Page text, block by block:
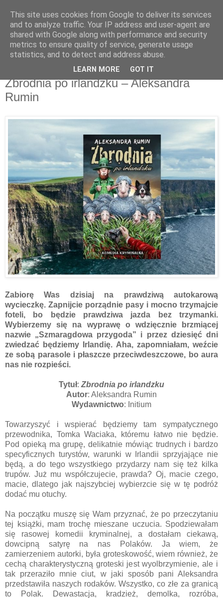
Recenzje na widelcu
Portal kulturalny - książki, recenzje, inspiracje, konkursy.
wtorek, 13 sierpnia 2019
Zbrodnia po irlandzku – Aleksandra
Rumin
Zabiorę Was dzisiaj na prawdziwą autokarową
wycieczkę. Zapnijcie porządnie pasy i mocno trzymajcie
foteli, bo będzie prawdziwa jazda bez trzymanki.
Wybierzemy się na wyprawę o wdzięcznie brzmiącej
nazwie „Szmaragdowa przygoda” i przez dziesięć dni
zwiedzać będziemy Irlandię. Aha, zapomniałam, weźcie
ze sobą parasole i płaszcze przeciwdeszczowe, bo aura
nas nie rozpieści.
Tytuł: Zbrodnia po irlandzku
Autor: Aleksandra Rumin
Wydawnictwo: Initium
Towarzyszyć i wspierać będziemy tam sympatycznego
przewodnika, Tomka Waciaka, któremu łatwo nie będzie.
Pod opieką ma grupę, delikatnie mówiąc trudnych i bardzo
specyficznych turystów, warunki w Irlandii sprzyjające nie
będą, a do tego wszystkiego przydarzy nam się też kilka
trupów. Już mu współczujecie, prawda? Oj, macie czego,
macie, dlatego jak najszybciej wybierzcie się w tę podróż
dodać mu otuchy.
Na początku muszę się Wam przyznać, że po przeczytaniu
tej książki, mam trochę mieszane uczucia. Spodziewałam
się rasowej komedii kryminalnej, a dostałam ciekawą,
dowcipną satyrę na nas Polaków. Ja wiem, że
zamierzeniem autorki, była groteskowość, wiem również, że
cechą charakterystyczną groteski jest wyolbrzymienie, ale i
tak przeraziło mnie ciut, w jaki sposób pani Aleksandra
przedstawiła naszych rodaków. Wszystko, co złe za granicą
to Polak. Dewastacja, kradzież, demolka, rozróba,
This site uses cookies from Google to deliver its services
and to analyze traffic. Your IP address and user-agent are
shared with Google along with performance and security
metrics to ensure quality of service, generate usage
statistics, and to detect and address abuse.
LEARN MORE GOT IT